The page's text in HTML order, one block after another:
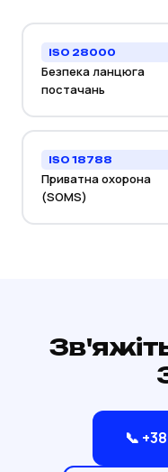
ISO 28000
Безпека ланцюга
постачань
ISO 18788
Приватна охорона
(SOMS)
📞